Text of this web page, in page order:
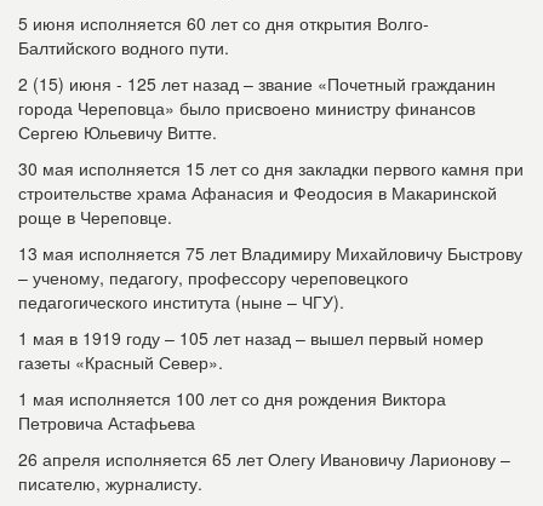
5 июня исполняется 60 лет со дня открытия Волго-
Балтийского водного пути.
2 (15) июня - 125 лет назад – звание «Почетный гражданин
города Череповца» было присвоено министру финансов
Сергею Юльевичу Витте.
30 мая исполняется 15 лет со дня закладки первого камня при
строительстве храма Афанасия и Феодосия в Макаринской
роще в Череповце.
13 мая исполняется 75 лет Владимиру Михайловичу Быстрову
– ученому, педагогу, профессору череповецкого
педагогического института (ныне – ЧГУ).
1 мая в 1919 году – 105 лет назад – вышел первый номер
газеты «Красный Север».
1 мая исполняется 100 лет со дня рождения Виктора
Петровича Астафьева
26 апреля исполняется 65 лет Олегу Ивановичу Ларионову –
писателю, журналисту.